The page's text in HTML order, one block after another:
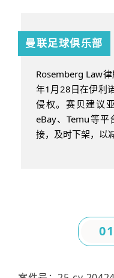
曼联足球俱乐部
Rosemberg Law
年1月28日在伊利
侵权。赛贝建议
eBay、Temu等
接，及时下架，以